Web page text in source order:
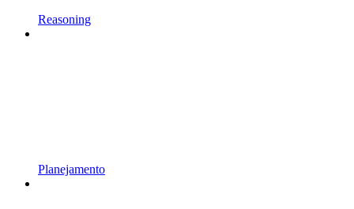
Reasoning
Planejamento